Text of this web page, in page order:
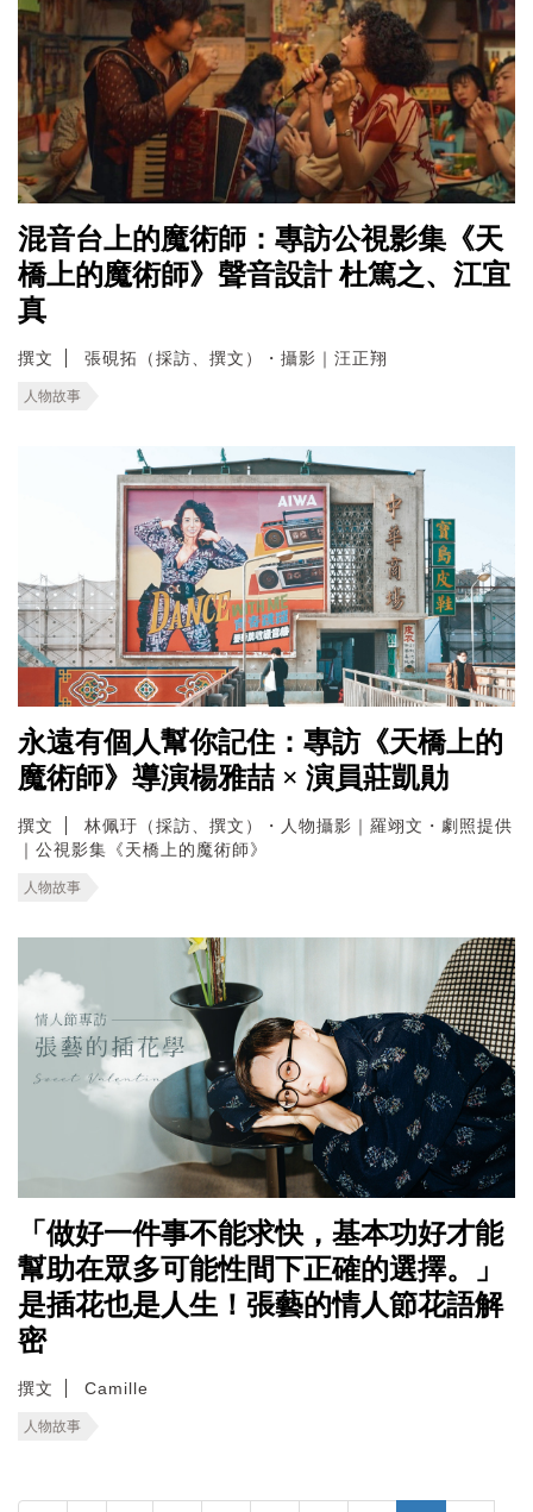
混音台上的魔術師：專訪公視影集《天
橋上的魔術師》聲音設計 杜篤之、江宜
真
撰文 張硯拓（採訪、撰文）・攝影｜汪正翔
人物故事
永遠有個人幫你記住：專訪《天橋上的
魔術師》導演楊雅喆 × 演員莊凱勛
撰文
林佩玗（採訪、撰文）・人物攝影｜羅翊文・劇照提供
｜公視影集《天橋上的魔術師》
人物故事
「做好一件事不能求快，基本功好才能
幫助在眾多可能性間下正確的選擇。」
是插花也是人生！張藝的情人節花語解
密
撰文 Camille
人物故事